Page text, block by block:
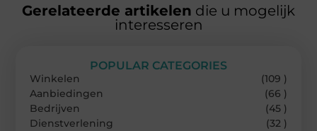
Gerelateerde artikelen die u mogelijk
interesseren
POPULAR CATEGORIES
Winkelen
(109 )
Aanbiedingen
(66 )
Bedrijven
(45 )
Dienstverlening
(32 )